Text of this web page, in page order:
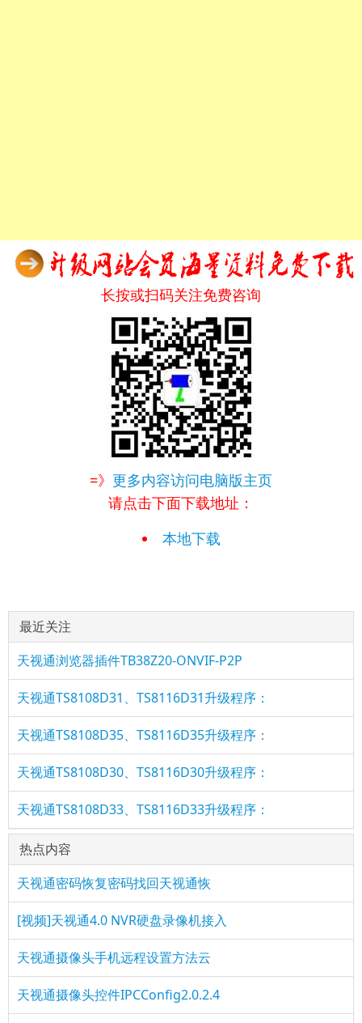
长按或扫码关注免费咨询
=》 更多内容访问电脑版主页
请点击下面下载地址：
本地下载
最近关注
天视通浏览器插件TB38Z20-ONVIF-P2P
天视通TS8108D31、TS8116D31升级程序：
天视通TS8108D35、TS8116D35升级程序：
天视通TS8108D30、TS8116D30升级程序：
天视通TS8108D33、TS8116D33升级程序：
热点内容
天视通密码恢复密码找回天视通恢
[视频]天视通4.0 NVR硬盘录像机接入
天视通摄像头手机远程设置方法云
天视通摄像头控件IPCConfig2.0.2.4